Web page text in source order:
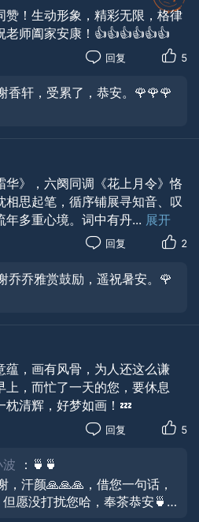
正韵•双调•吴文英体）
浅渲芸台。
赞！生动形象，精彩无限，格律
老师阖家安康！👍👍👍👍👍👍
回复 5
香轩，受累了，恭安。🌹🌹🌹
华》，六阕同调《花上月令》恪
相思起笔，循序铺展寻知音、叹
年多重心境。词中有丹... 展开
回复 2
乔乔雅赏鼓励，遥祝暑安。🌹
蕴，画有风骨，为人还这么谦
上，而忙了一天的您，要休息
枕清辉，好梦如画！💤
回复 5
波
：🍵🍵
，汗颜🙏🙏🙏，借您一句话，
愿没打扰您哈，奉茶恭安🍵